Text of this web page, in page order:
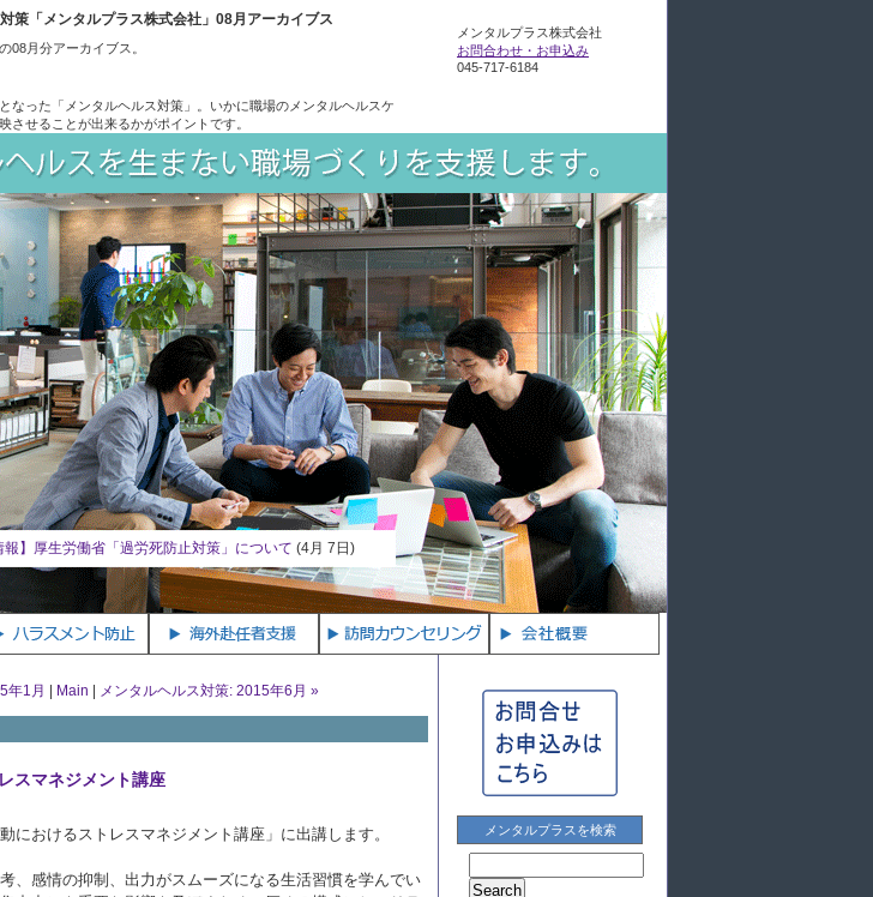
策「メンタルプラス株式会社」08月アーカイブス
08月分アーカイブス。
なった「メンタルヘルス対策」。いかに職場のメンタルヘルスケ
させることが出来るかがポイントです。
メンタルプラス株式会社
お問合わせ・お申込み
045-717-6184
報】厚生労働省「過労死防止対策」について (4月 7日)
年1月 Main メンタルヘルス対策: 2015年6月 »
スマネジメント講座
におけるストレスマネジメント講座」に出講します。
、感情の抑制、出力がスムーズになる生活習慣を学んでい
メンタルプラスを検索